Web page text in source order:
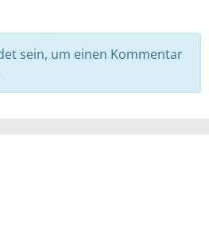
sein, um einen Kommentar